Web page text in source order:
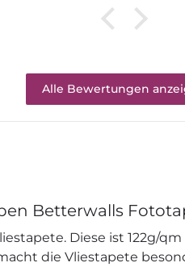
Alle Bewertungen
Betterwalls
Diese ist 122g/
die Vliestapete